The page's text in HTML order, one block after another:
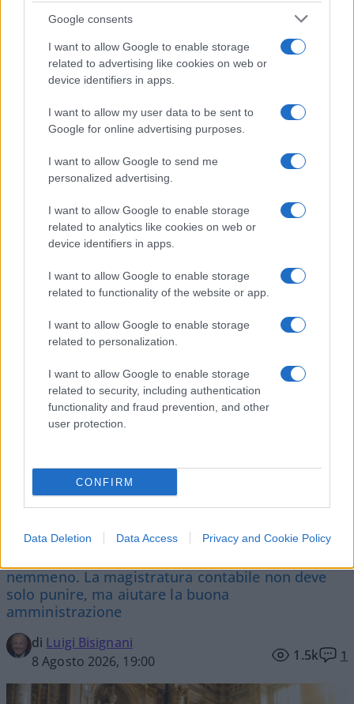
Google consents
I want to allow Google to enable storage
related to advertising like cookies on web or
device identifiers in apps.
I want to allow my user data to be sent to
Google for online advertising purposes.
I want to allow Google to send me
personalized advertising.
I want to allow Google to enable storage
related to analytics like cookies on web or
device identifiers in apps.
I want to allow Google to enable storage
related to functionality of the website or app.
I want to allow Google to enable storage
related to personalization.
I want to allow Google to enable storage
related to security, including authentication
functionality and fraud prevention, and other
user protection.
CONFIRM
Data Deletion Data Access Privacy and Cookie Policy
decide di tagliarsi i propri attributi maschili.
Leggi i commenti
SEDUTE SATIRICHE
Vignetta del 07/08/2026
Vai all'archivio delle vignette
Corte dei conti, la riforma a
metà: si poteva fare di più
nemmeno. La magistratura contabile non deve
solo punire, ma aiutare la buona
amministrazione
di Luigi Bisignani
8 Agosto 2026, 19:00
1.5k 1